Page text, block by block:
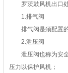
罗茨鼓风机出口处
1.排气阀
排气阀是须配置的
2.泄压阀
泄压阀也称为安全
压力以保护风机；